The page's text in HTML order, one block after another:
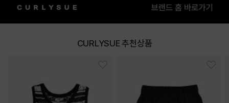
CURLYSUE 추천상품